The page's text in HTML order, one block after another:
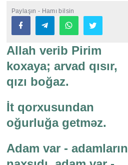
Paylaşın - Hamı bilsin
Allah verib Pirim
koxaya; arvad qısır,
qızı boğaz.
İt qorxusundan
oğurluğa getməz.
Adam var - adamların